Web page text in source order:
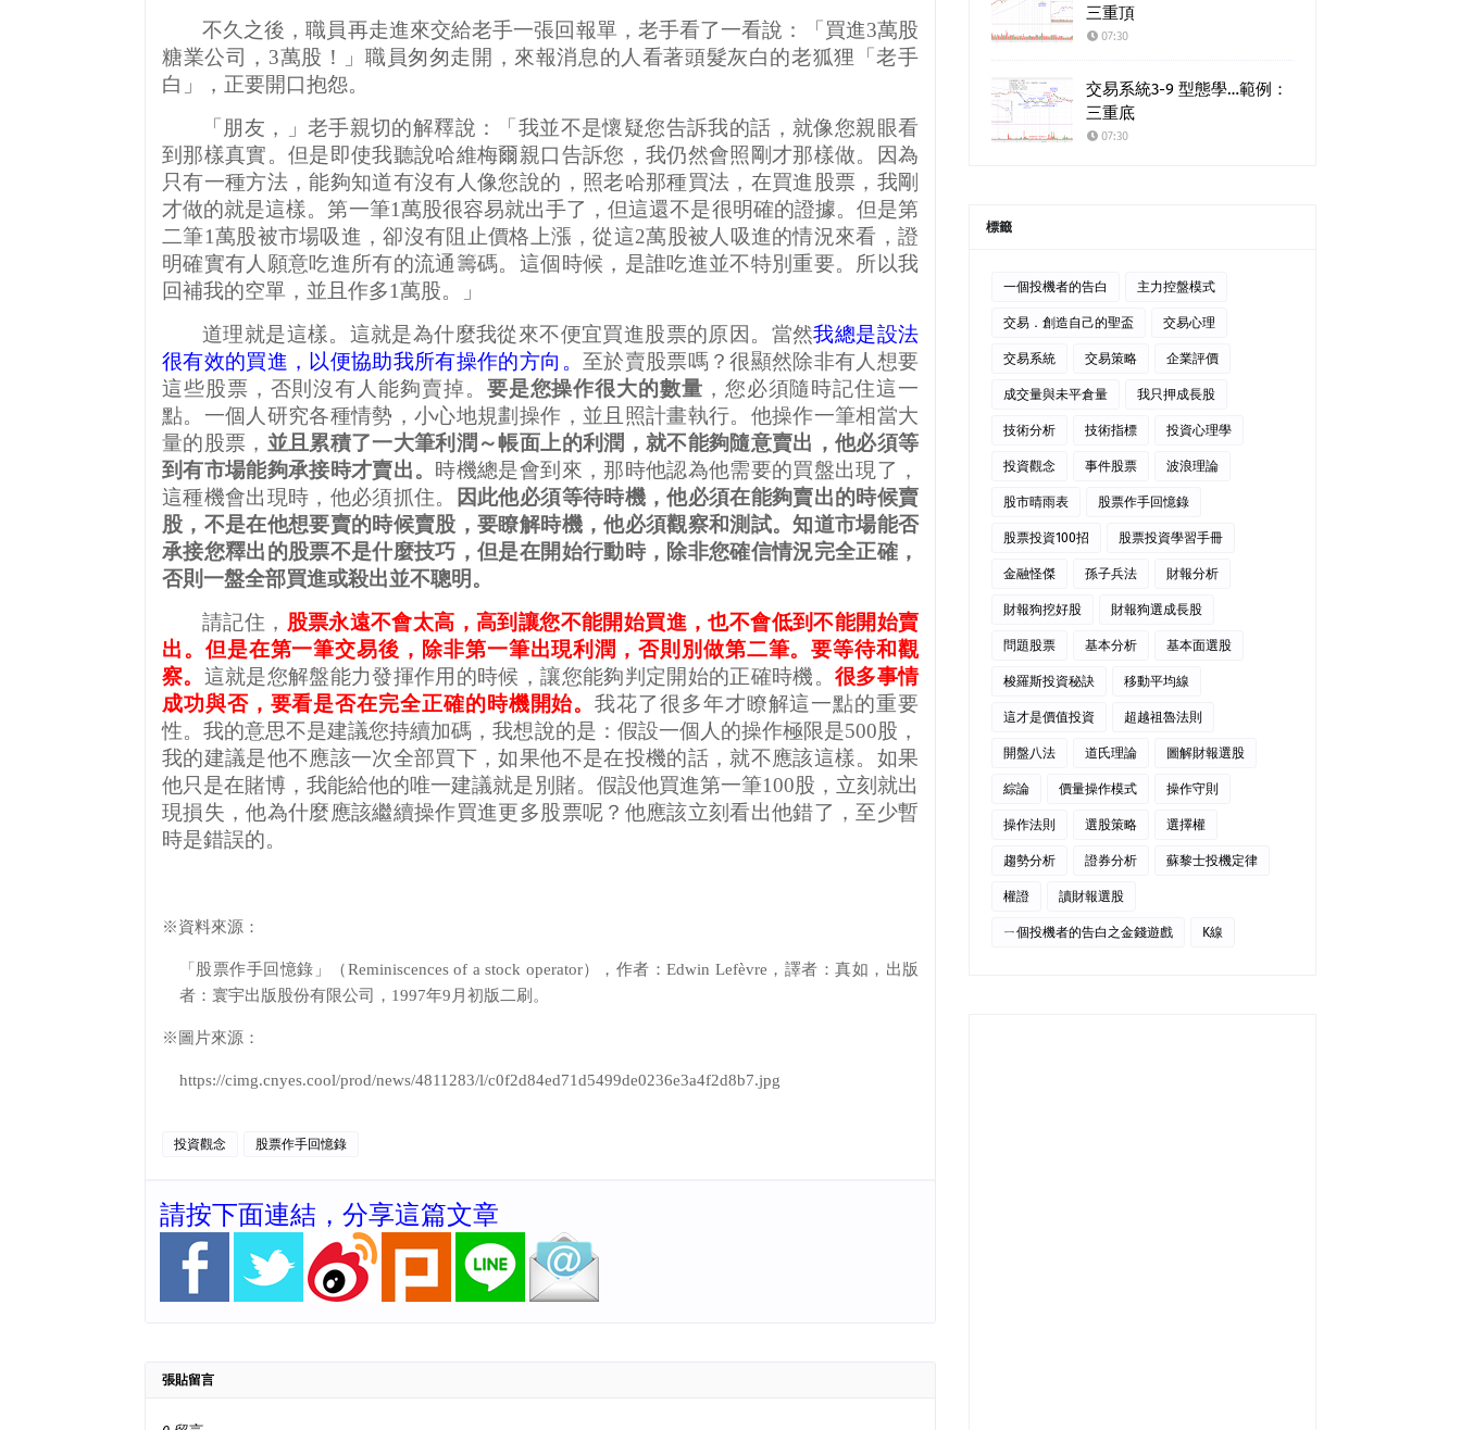
不久之後，職員再走進來交給老手一張回報單，老手看了一看說：「買進3萬股
糖業公司， 3萬股！」職員匆匆走開，來報消息的人看著頭髮灰白的老狐狸「老手
白」，正要開口抱怨。
「朋友，」老手親切的解釋說：「我並不是懷疑您告訴我的話，就像您親眼看
到那樣真實。但是即使我聽說哈維梅爾親口告訴您，我仍然會照剛才那樣做。因為
只有一種方法，能夠知道有沒有人像您說的，照老哈那種買法，在買進股票，我剛
才做的就是這樣。第一筆1萬股很容易就出手了，但這還不是很明確的證據。但是第
二筆1萬股被市場吸進，卻沒有阻止價格上漲，從這2萬股被人吸進的情況來看，證
明確實有人願意吃進所有的流通籌碼。這個時候，是誰吃進並不特別重要。所以我
回補我的空單，並且作多1萬股。」
道理就是這樣。這就是為什麼我從來不便宜買進股票的原因。當然我總是設法
很有效的買進，以便協助我所有操作的方向。 至於賣股票嗎？很顯然除非有人想要
這些股票，否則沒有人能夠賣掉。 要是您操作很大的數量 ，您必須隨時記住這一
點。一個人研究各種情勢，小心地規劃操作，並且照計畫執行。他操作一筆相當大
量的股票， 並且累積了一大筆利潤～帳面上的利潤，就不能夠隨意賣出，他必須等
到有市場能夠承接時才賣出。 時機總是會到來，那時他認為他需要的買盤出現了，
這種機會出現時，他必須抓住。
因此他必須等待時機，他必須在能夠賣出的時候賣
股，不是在他想要賣的時候賣股，要瞭解時機，他必須觀察和測試。知道市場能否
承接您釋出的股票不是什麼技巧，但是在開始行動時，除非您確信情況完全正確，
否則一盤全部買進或殺出並不聰明。
請記住， 股票永遠不會太高，高到讓您不能開始買進，也不會低到不能開始賣
出。但是在第一筆交易後，除非第一筆出現利潤，否則別做第二筆。要等待和觀
察。 這就是您解盤能力發揮作用的時候，讓您能夠判定開始的正確時機。 很多事情
成功與否，要看是否在完全正確的時機開始。我花了很多年才瞭解這一點的重要
性。我的意思不是建議您持續加碼，我想說的是：假設一個人的操作極限是500股，
我的建議是他不應該一次全部買下，如果他不是在投機的話，就不應該這樣。如果
他只是在賭博，我能給他的唯一建議就是別賭。假設他買進第一筆100股，立刻就出
現損失，他為什麼應該繼續操作買進更多股票呢？他應該立刻看出他錯了，至少暫
時是錯誤的。
※資料來源：
「股票作手回憶錄」（Reminiscences of a stock operator），作者：Edwin Lefèvre ，譯者：真如，出版
者：寰宇出版股份有限公司， 1997年9 月初版二刷。
※圖片來源：
https://cimg.cnyes.cool/prod/news/4811283/l/c0f2d84ed71d5499de0236e3a4f2d8b7.jpg
投資觀念 股票作手回憶錄
請按下面連結，分享這篇文章
張貼留言
三重頂
07:30
交易系統3-9 型態學…範例：
三重底
07:30
標籤
一個投機者的告白 主力控盤模式
交易．創造自己的聖盃 交易心理
交易系統 交易策略 企業評價
成交量與未平倉量 我只押成長股
技術分析 技術指標 投資心理學
投資觀念 事件股票 波浪理論
股市晴雨表 股票作手回憶錄
股票投資100招 股票投資學習手冊
金融怪傑 孫子兵法 財報分析
財報狗挖好股 財報狗選成長股
問題股票 基本分析 基本面選股
梭羅斯投資秘訣 移動平均線
這才是價值投資 超越祖魯法則
開盤八法 道氏理論 圖解財報選股
綜論 價量操作模式 操作守則
操作法則 選股策略 選擇權
趨勢分析 證券分析 蘇黎士投機定律
權證 讀財報選股
ㄧ個投機者的告白之金錢遊戲 K線